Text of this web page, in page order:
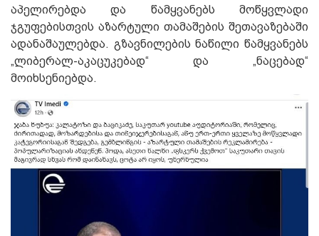
აპელირებდა და წამყვანებს მოწყვლადი
ჯგუფებისთვის აზარტული თამაშების შეთავაზებაში
ადანაშაულებდა. გზავნილების ნაწილი წამყვანებს
„ლიბერალ-აკაცუკებად“ და „ნაცებად“
მოიხსენიებდა.